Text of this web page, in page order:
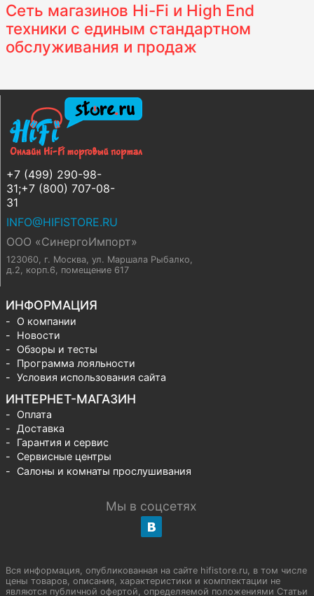
Сеть магазинов Hi-Fi и High End
техники с единым стандартном
обслуживания и продаж
+7 (499) 290-98-
31;+7 (800) 707-08-
31
INFO@HIFISTORE.RU
ООО «СинергоИмпорт»
123060, г. Москва, ул. Маршала Рыбалко,
д.2, корп.6, помещение 617
ИНФОРМАЦИЯ
О компании
Новости
Обзоры и тесты
Программа лояльности
Условия использования сайта
ИНТЕРНЕТ-МАГАЗИН
Оплата
Доставка
Гарантия и сервис
Сервисные центры
Салоны и комнаты прослушивания
Мы в соцсетях
Вся информация, опубликованная на сайте hifistore.ru, в том числе
цены товаров, описания, характеристики и комплектации не
являются публичной офертой, определяемой положениями Статьи